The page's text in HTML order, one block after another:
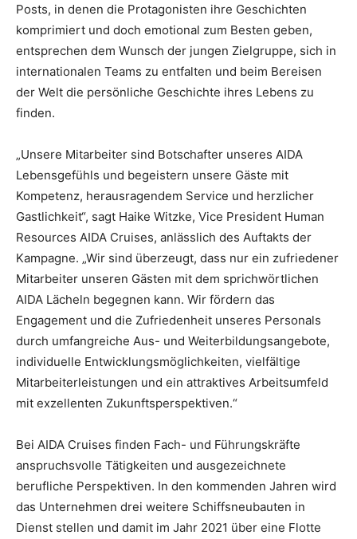
Posts, in denen die Protagonisten ihre Geschichten
komprimiert und doch emotional zum Besten geben,
entsprechen dem Wunsch der jungen Zielgruppe, sich in
internationalen Teams zu entfalten und beim Bereisen
der Welt die persönliche Geschichte ihres Lebens zu
finden.
„Unsere Mitarbeiter sind Botschafter unseres AIDA
Lebensgefühls und begeistern unsere Gäste mit
Kompetenz, herausragendem Service und herzlicher
Gastlichkeit“, sagt Haike Witzke, Vice President Human
Resources AIDA Cruises, anlässlich des Auftakts der
Kampagne. „Wir sind überzeugt, dass nur ein zufriedener
Mitarbeiter unseren Gästen mit dem sprichwörtlichen
AIDA Lächeln begegnen kann. Wir fördern das
Engagement und die Zufriedenheit unseres Personals
durch umfangreiche Aus- und Weiterbildungsangebote,
individuelle Entwicklungsmöglichkeiten, vielfältige
Mitarbeiterleistungen und ein attraktives Arbeitsumfeld
mit exzellenten Zukunftsperspektiven.“
Bei AIDA Cruises finden Fach- und Führungskräfte
anspruchsvolle Tätigkeiten und ausgezeichnete
berufliche Perspektiven. In den kommenden Jahren wird
das Unternehmen drei weitere Schiffsneubauten in
Dienst stellen und damit im Jahr 2021 über eine Flotte